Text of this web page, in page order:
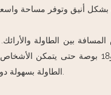
بين الطاولة
مسافة تتراوح بين 16 و18 بوصة حتى